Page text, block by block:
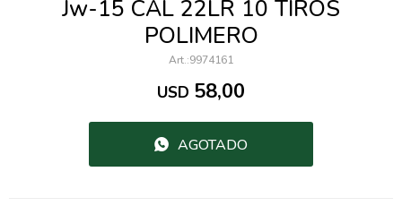
Jw-15 CAL 22LR 10 TIROS
POLIMERO
9974161
USD 58,00
AGOTADO